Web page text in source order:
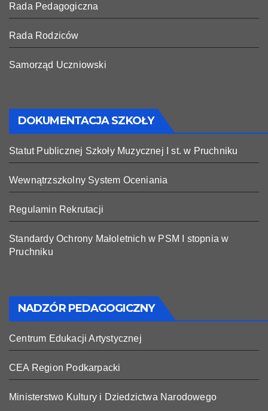
Rada Pedagogiczna
Rada Rodziców
Samorząd Uczniowski
DOKUMENTACJA SZKOŁY
Statut Publicznej Szkoły Muzycznej I st. w Pruchniku
Wewnątrzszkolny System Oceniania
Regulamin Rekrutacji
Standardy Ochrony Małoletnich w PSM I stopnia w
Pruchniku
NADZÓR PEDAGOGICZNY
Centrum Edukacji Artystycznej
CEA Region Podkarpacki
Ministerstwo Kultury i Dziedzictwa Narodowego